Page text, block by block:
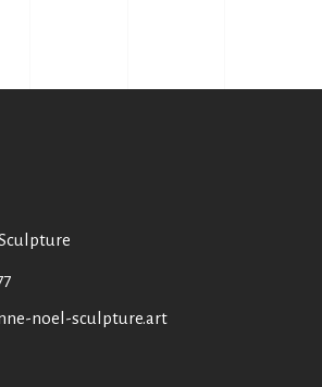
noel-sculpture.art